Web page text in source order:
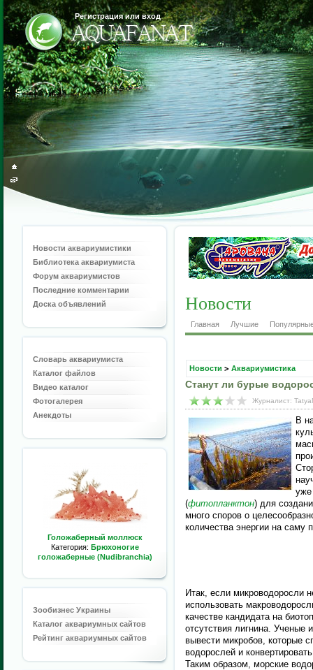
Регистрация или вход
Новости аквариумистики
Библиотека аквариумиста
Форум аквариумистов
Последние комментарии
Доска объявлений
Словарь аквариумиста
Каталог файлов
Видео каталог
Фотогалерея
Анекдоты
Голожаберный моллюск
Категория: Брюхоногие
голожаберные (Nudibranchia)
Зообизнес Украины
Каталог аквариумных сайтов
Рейтинг аквариумных сайтов
Новости
Главная Лучшие
Новости > Аквариумистика
Станут ли бурые
Журналист:
В
уже
(фитопланктон) для
много споров о
количества энергии на саму
Итак, если микроводоросли
использовать
качестве кандидата на
отсутствия лигнина. Ученые
вывести микробов, которые
водорослей и
Таким образом, морские